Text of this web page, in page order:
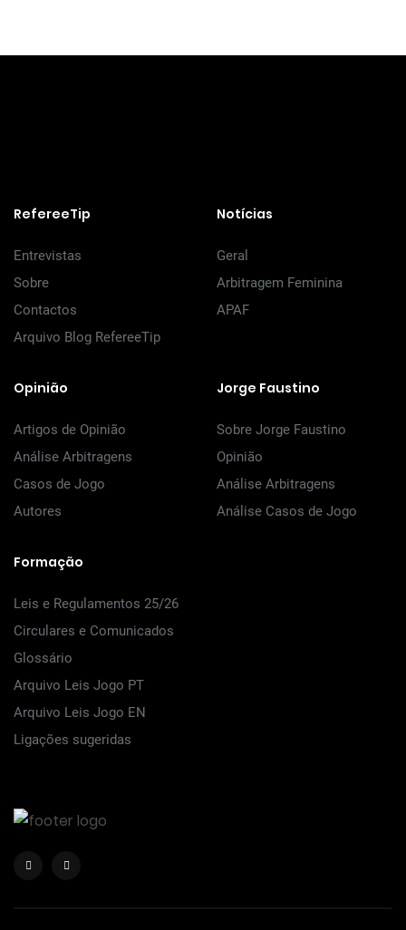
RefereeTip
Entrevistas
Sobre
Contactos
Arquivo Blog RefereeTip
Notícias
Geral
Arbitragem Feminina
APAF
Opinião
Artigos de Opinião
Análise Arbitragens
Casos de Jogo
Autores
Jorge Faustino
Sobre Jorge Faustino
Opinião
Análise Arbitragens
Análise Casos de Jogo
Formação
Leis e Regulamentos 25/26
Circulares e Comunicados
Glossário
Arquivo Leis Jogo PT
Arquivo Leis Jogo EN
Ligações sugeridas